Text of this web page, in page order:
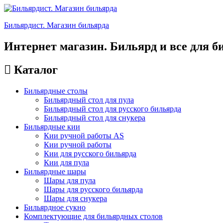
Бильярдист. Магазин бильярда
Интернет магазин. Бильярд и все для
Каталог
Бильярдные столы
Бильярдный стол для пула
Бильярдный стол для русского бильярда
Бильярдный стол для снукера
Бильярдные кии
Кии ручной работы AS
Кии ручной работы
Кии для русского бильярда
Кии для пула
Бильярдные шары
Шары для пула
Шары для русского бильярда
Шары для снукера
Бильярдное сукно
Комплектующие для бильярдных столов